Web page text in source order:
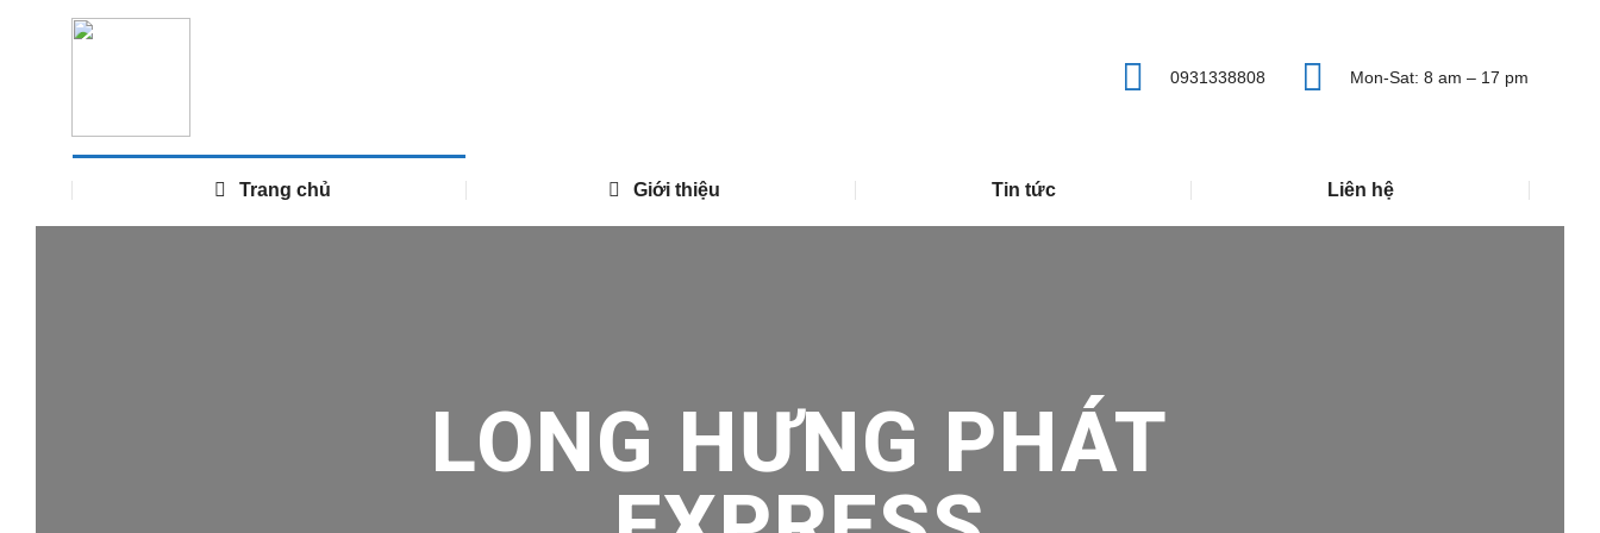
0931338808 Mon-Sat: 8 am – 17 pm
Trang chủ Giới thiệu Tin tức Liên hệ
LONG HƯNG PHÁT